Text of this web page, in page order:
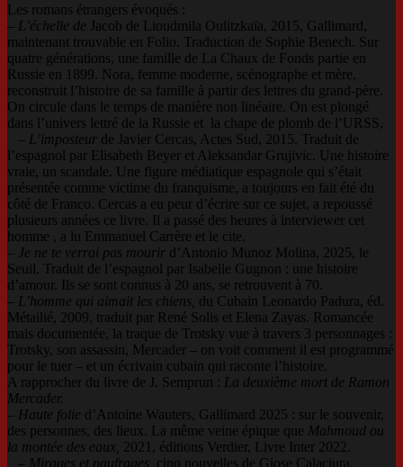
Les romans étrangers évoqués :
– L’échelle de Jacob de Lioudmila Oulitzkaïa, 2015, Gallimard,
maintenant trouvable en Folio. Traduction de Sophie Benech. Sur
quatre générations, une famille de La Chaux de Fonds partie en
Russie en 1899. Nora, femme moderne, scénographe et mère,
reconstruit l’histoire de sa famille à partir des lettres du grand-père.
On circule dans le temps de manière non linéaire. On est plongé
dans l’univers lettré de la Russie et la chape de plomb de l’URSS,
– L’imposteur de Javier Cercas, Actes Sud, 2015. Traduit de
l’espagnol par Elisabeth Beyer et Aleksandar Grujivic. Une histoire
vraie, un scandale. Une figure médiatique espagnole qui s’était
présentée comme victime du franquisme, a toujours en fait été du
côté de Franco. Cercas a eu peur d’écrire sur ce sujet, a repoussé
plusieurs années ce livre. Il a passé des heures à interviewer cet
homme , a lu Emmanuel Carrère et le cite.
– Je ne te verrai pas mourir d’Antonio Munoz Molina, 2025, le
Seuil. Traduit de l’espagnol par Isabelle Gugnon : une histoire
d’amour. Ils se sont connus à 20 ans, se retrouvent à 70.
– L’homme qui aimait les chiens, du Cubain Leonardo Padura, éd.
Métailié, 2009, traduit par René Solis et Elena Zayas. Romancée
mais documentée, la traque de Trotsky vue à travers 3 personnages :
Trotsky, son assassin, Mercader – on voit comment il est programmé
pour le tuer – et un écrivain cubain qui raconte l’histoire.
A rapprocher du livre de J. Semprun : La deuxième mort de Ramon
Mercader.
– Haute folie d’Antoine Wauters, Gallimard 2025 : sur le souvenir,
des personnes, des lieux. La même veine épique que Mahmoud ou
la montée des eaux, 2021, éditions Verdier, Livre Inter 2022.
– Mirages et naufrages, cinq nouvelles de Giose Calaciura,